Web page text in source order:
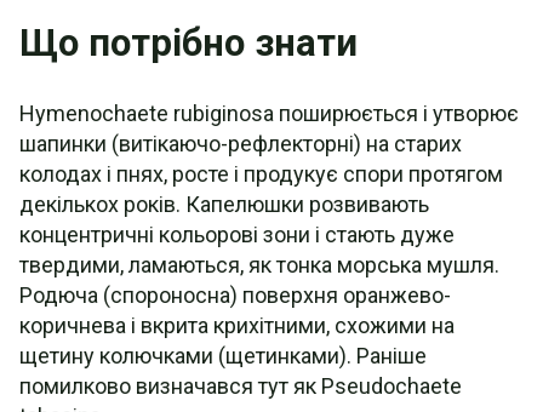
Що потрібно знати
Hymenochaete rubiginosa поширюється і утворює
шапинки (витікаючо-рефлекторні) на старих
колодах і пнях, росте і продукує спори протягом
декількох років. Капелюшки розвивають
концентричні кольорові зони і стають дуже
твердими, ламаються, як тонка морська мушля.
Родюча (спороносна) поверхня оранжево-
коричнева і вкрита крихітними, схожими на
щетину колючками (щетинками). Раніше
помилково визначався тут як Pseudochaete